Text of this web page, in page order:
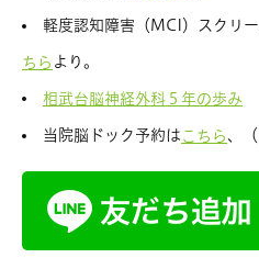
軽度認知障害（MCI）スクリ
ちら より。
相武台脳神経外科５年の歩み
当院脳ドック予約は こちら 、